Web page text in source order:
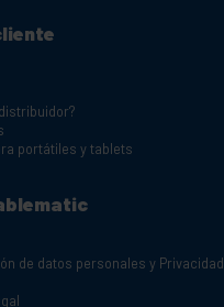
portátiles y tablets
de datos personales y Privacidad